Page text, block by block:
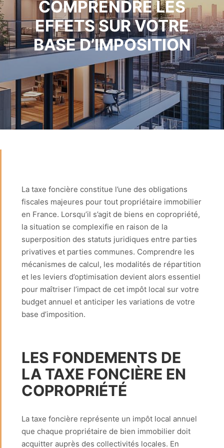
COMPRENDRE LES
EFFETS SUR VOTRE
BASE D’IMPOSITION
La taxe foncière constitue l’une des obligations
fiscales majeures pour tout propriétaire immobilier
en France. Lorsqu’il s’agit de biens en copropriété,
la situation se complexifie en raison de la
superposition des statuts juridiques entre parties
privatives et parties communes. Comprendre les
mécanismes de calcul, les modalités de répartition
et les leviers d’optimisation devient alors essentiel
pour maîtriser l’impact de cet impôt local sur votre
budget annuel et anticiper les variations de votre
base d’imposition.
LES FONDEMENTS DE
LA TAXE FONCIÈRE EN
COPROPRIÉTÉ
La taxe foncière représente un impôt local annuel
que chaque propriétaire de bien immobilier doit
acquitter auprès des collectivités locales. En